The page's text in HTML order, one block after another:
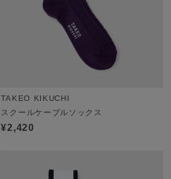
TAKEO KIKUCHI
スクールケーブルソックス
¥2,420